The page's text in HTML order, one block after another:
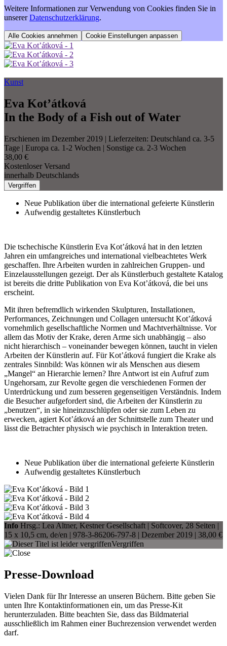
Weitere Informationen zur Verwendung von Cookies finden Sie in
unsererDatenschutzerklärung.
Cookie Einstellungen anpassen
Kunst
Eva Kot’átková
In the Body of a Fish out of Water
Erschienen im Dezember 2019 | Lieferzeiten: Deutschland ca. 3-5
Tage | Europa ca. 1-2 Wochen | Sonstige ca. 2-3 Wochen
38,00 €
Kostenloser Versand
innerhalb Deutschlands
Vergriffen
Neue Publikation über die international gefeierte Künstlerin
Aufwendig gestaltetes Künstlerbuch
Die tschechische Künstlerin Eva Kot’átková hat in den letzten
Jahren ein umfangreiches und international vielbeachtetes Werk
geschaffen. Ihre Arbeiten wurden in zahlreichen Gruppen- und
Einzelausstellungen gezeigt. Der als Künstlerbuch gestaltete Katalog
ist bereits die dritte Publikation von Eva Kot’átková, die bei uns
erscheint.
Mit ihren befremdlich wirkenden Skulpturen, Installationen,
Performances, Zeichnungen und Collagen untersucht Kot’átková
vornehmlich gesellschaftliche Normen und Machtverhältnisse. Vor
allem das Motiv der Krake, deren Arme sich unabhängig – also
nicht hierarchisch – voneinander bewegen können, taucht in vielen
Arbeiten der Künstlerin auf. Für Kot’átková fungiert die Krake als
zentrales Sinnbild: Was können wir als Menschen aus diesem
„Mangel“ an Hierarchie lernen? Ihre Antwort ist ein Aufruf zum
Ungehorsam, zur Revolte gegen die verschiedenen Formen der
Unterdrückung und zum besseren gegenseitigen Verständnis. Indem
die Besucher aufgefordert sind, die Arbeiten der Künstlerin zu
„benutzen“, in sie hineinzuschlüpfen oder sie zum Leben zu
erwecken, agiert Kot’átková an der Schnittstelle zum Theater und
lässt die Betrachter physisch wie psychisch in Interaktion treten.
Neue Publikation über die international gefeierte Künstlerin
Aufwendig gestaltetes Künstlerbuch
Info Hrsg.: Lea Altner, Kestner Gesellschaft | Softcover, 28 Seiten |
15 x 10,5 cm, de/en | 978-3-86206-797-8 | Dezember 2019 | 38,00 €
Vergriffen
Presse-Download
Vielen Dank für Ihr Interesse an unseren Büchern. Bitte geben Sie
unten Ihre Kontaktinformationen ein, um das Presse-Kit
herunterzuladen. Bitte beachten Sie, dass das Bildmaterial
ausschließlich im Rahmen einer Buchrezension verwendet werden
darf.